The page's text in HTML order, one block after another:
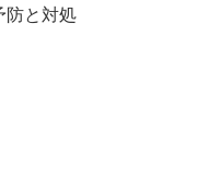
防と対処